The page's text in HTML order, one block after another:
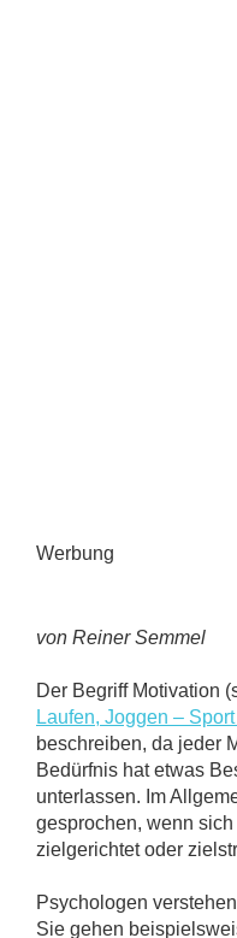
Werbung
von Reiner Semmel
Der Begriff Motivation
Laufen, Joggen –
beschreiben, da jeder
Bedürfnis hat etwas
unterlassen. Im
gesprochen, wenn
zielgerichtet oder
Psychologen
Sie gehen